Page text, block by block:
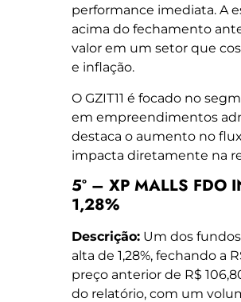
performance imediata. A
acima do fechamento
valor em um setor que
e inflação.
O GZIT11 é focado no
em empreendimentos
destaca o aumento no
impacta diretamente na
5º – XP MALLS FDO
1,28%
Descrição: Um dos
alta de 1,28%, fechando a
preço anterior de R$
do relatório, com um